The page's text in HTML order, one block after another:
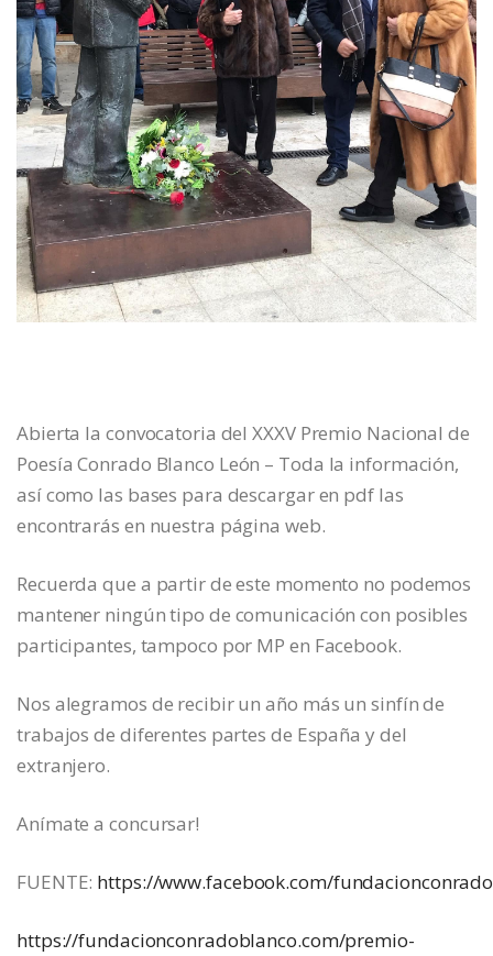
Abierta la convocatoria del XXXV Premio Nacional de
Poesía Conrado Blanco León – Toda la información,
así como las bases para descargar en pdf las
encontrarás en nuestra página web.
Recuerda que a partir de este momento no podemos
mantener ningún tipo de comunicación con posibles
participantes, tampoco por MP en Facebook.
Nos alegramos de recibir un año más un sinfín de
trabajos de diferentes partes de España y del
extranjero.
Anímate a concursar!
FUENTE: https://www.facebook.com/
https://fundacionconradoblanco.com/premio-